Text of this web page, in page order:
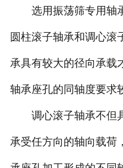
选用振荡筛专用轴
圆柱滚子轴承和调心滚
承具有较大的径向承载
轴承座孔的同轴度要求
调心滚子轴承不但
承受任方向的轴向载荷